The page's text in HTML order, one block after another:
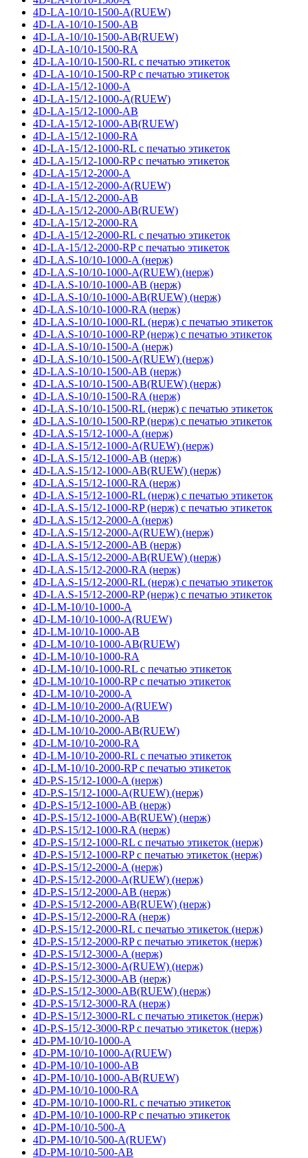
4D-LA-10/10-1500-A(RUEW)
4D-LA-10/10-1500-AB
4D-LA-10/10-1500-AB(RUEW)
4D-LA-10/10-1500-RA
4D-LA-10/10-1500-RL с печатью этикеток
4D-LA-10/10-1500-RP с печатью этикеток
4D-LA-15/12-1000-A
4D-LA-15/12-1000-A(RUEW)
4D-LA-15/12-1000-AB
4D-LA-15/12-1000-AB(RUEW)
4D-LA-15/12-1000-RA
4D-LA-15/12-1000-RL с печатью этикеток
4D-LA-15/12-1000-RP с печатью этикеток
4D-LA-15/12-2000-A
4D-LA-15/12-2000-A(RUEW)
4D-LA-15/12-2000-AB
4D-LA-15/12-2000-AB(RUEW)
4D-LA-15/12-2000-RA
4D-LA-15/12-2000-RL с печатью этикеток
4D-LA-15/12-2000-RP с печатью этикеток
4D-LA.S-10/10-1000-A (нерж)
4D-LA.S-10/10-1000-A(RUEW) (нерж)
4D-LA.S-10/10-1000-AB (нерж)
4D-LA.S-10/10-1000-AB(RUEW) (нерж)
4D-LA.S-10/10-1000-RA (нерж)
4D-LA.S-10/10-1000-RL (нерж) с печатью этикеток
4D-LA.S-10/10-1000-RP (нерж) с печатью этикеток
4D-LA.S-10/10-1500-A (нерж)
4D-LA.S-10/10-1500-A(RUEW) (нерж)
4D-LA.S-10/10-1500-AB (нерж)
4D-LA.S-10/10-1500-AB(RUEW) (нерж)
4D-LA.S-10/10-1500-RA (нерж)
4D-LA.S-10/10-1500-RL (нерж) с печатью этикеток
4D-LA.S-10/10-1500-RP (нерж) с печатью этикеток
4D-LA.S-15/12-1000-A (нерж)
4D-LA.S-15/12-1000-A(RUEW) (нерж)
4D-LA.S-15/12-1000-AB (нерж)
4D-LA.S-15/12-1000-AB(RUEW) (нерж)
4D-LA.S-15/12-1000-RA (нерж)
4D-LA.S-15/12-1000-RL (нерж) с печатью этикеток
4D-LA.S-15/12-1000-RP (нерж) с печатью этикеток
4D-LA.S-15/12-2000-A (нерж)
4D-LA.S-15/12-2000-A(RUEW) (нерж)
4D-LA.S-15/12-2000-AB (нерж)
4D-LA.S-15/12-2000-AB(RUEW) (нерж)
4D-LA.S-15/12-2000-RA (нерж)
4D-LA.S-15/12-2000-RL (нерж) с печатью этикеток
4D-LA.S-15/12-2000-RP (нерж) с печатью этикеток
4D-LM-10/10-1000-A
4D-LM-10/10-1000-A(RUEW)
4D-LM-10/10-1000-AB
4D-LM-10/10-1000-AB(RUEW)
4D-LM-10/10-1000-RA
4D-LM-10/10-1000-RL с печатью этикеток
4D-LM-10/10-1000-RP с печатью этикеток
4D-LM-10/10-2000-A
4D-LM-10/10-2000-A(RUEW)
4D-LM-10/10-2000-AB
4D-LM-10/10-2000-AB(RUEW)
4D-LM-10/10-2000-RA
4D-LM-10/10-2000-RL с печатью этикеток
4D-LM-10/10-2000-RP с печатью этикеток
4D-P.S-15/12-1000-A (нерж)
4D-P.S-15/12-1000-A(RUEW) (нерж)
4D-P.S-15/12-1000-AB (нерж)
4D-P.S-15/12-1000-AB(RUEW) (нерж)
4D-P.S-15/12-1000-RA (нерж)
4D-P.S-15/12-1000-RL с печатью этикеток (нерж)
4D-P.S-15/12-1000-RP с печатью этикеток (нерж)
4D-P.S-15/12-2000-A (нерж)
4D-P.S-15/12-2000-A(RUEW) (нерж)
4D-P.S-15/12-2000-AB (нерж)
4D-P.S-15/12-2000-AB(RUEW) (нерж)
4D-P.S-15/12-2000-RA (нерж)
4D-P.S-15/12-2000-RL с печатью этикеток (нерж)
4D-P.S-15/12-2000-RP с печатью этикеток (нерж)
4D-P.S-15/12-3000-A (нерж)
4D-P.S-15/12-3000-A(RUEW) (нерж)
4D-P.S-15/12-3000-AB (нерж)
4D-P.S-15/12-3000-AB(RUEW) (нерж)
4D-P.S-15/12-3000-RA (нерж)
4D-P.S-15/12-3000-RL с печатью этикеток (нерж)
4D-P.S-15/12-3000-RP с печатью этикеток (нерж)
4D-PM-10/10-1000-A
4D-PM-10/10-1000-A(RUEW)
4D-PM-10/10-1000-AB
4D-PM-10/10-1000-AB(RUEW)
4D-PM-10/10-1000-RA
4D-PM-10/10-1000-RL с печатью этикеток
4D-PM-10/10-1000-RP с печатью этикеток
4D-PM-10/10-500-A
4D-PM-10/10-500-A(RUEW)
4D-PM-10/10-500-AB